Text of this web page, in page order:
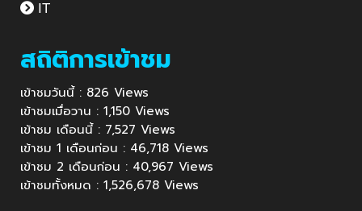
IT
สถิติการเข้าชม
เข้าชมวันนี้ : 826 Views
เข้าชมเมื่อวาน : 1,150 Views
เข้าชม เดือนนี้ : 7,527 Views
เข้าชม 1 เดือนก่อน : 46,718 Views
เข้าชม 2 เดือนก่อน : 40,967 Views
เข้าชมทั้งหมด : 1,526,678 Views